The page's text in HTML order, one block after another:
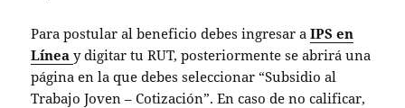
Para postular al beneficio debes ingresar aIPS en
Línea y digitar tu RUT, posteriormente se abrirá una
página en la que debes seleccionar “Subsidio al
Trabajo Joven – Cotización”. En caso de no calificar,